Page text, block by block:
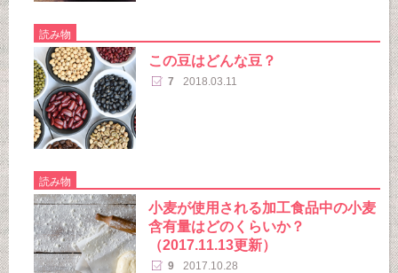
読み物
この豆はどんな豆？
7 2018.03.11
読み物
小麦が使用される加工食品中の小麦
含有量はどのくらいか？
（2017.11.13更新）
9 2017.10.28